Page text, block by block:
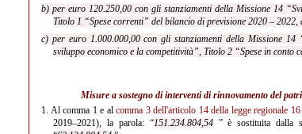
b) per euro 120.250,00 con gli stanziamenti della Missione 14
Titolo 1 “Spese correnti” del bilancio di previsione 2020 – 2022,
c) per euro 1.000.000,00 con gli stanziamenti della Missione
sviluppo economico e la competitività”, Titolo 2 “Spese in
Misure a sostegno di interventi di rinnovamento del
1. Al comma 1 e alcomma 3 dell'articolo 14 della legge regionale
2019–2021), la parola: “151.234.804,54” è sostituita dalla